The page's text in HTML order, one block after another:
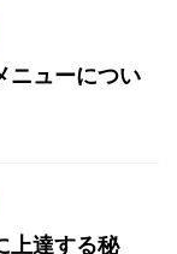
ニューについ
上達する秘